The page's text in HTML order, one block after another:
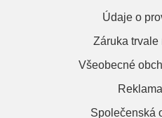
Údaje o
Záruka trvale
Všeobecné
Společenská